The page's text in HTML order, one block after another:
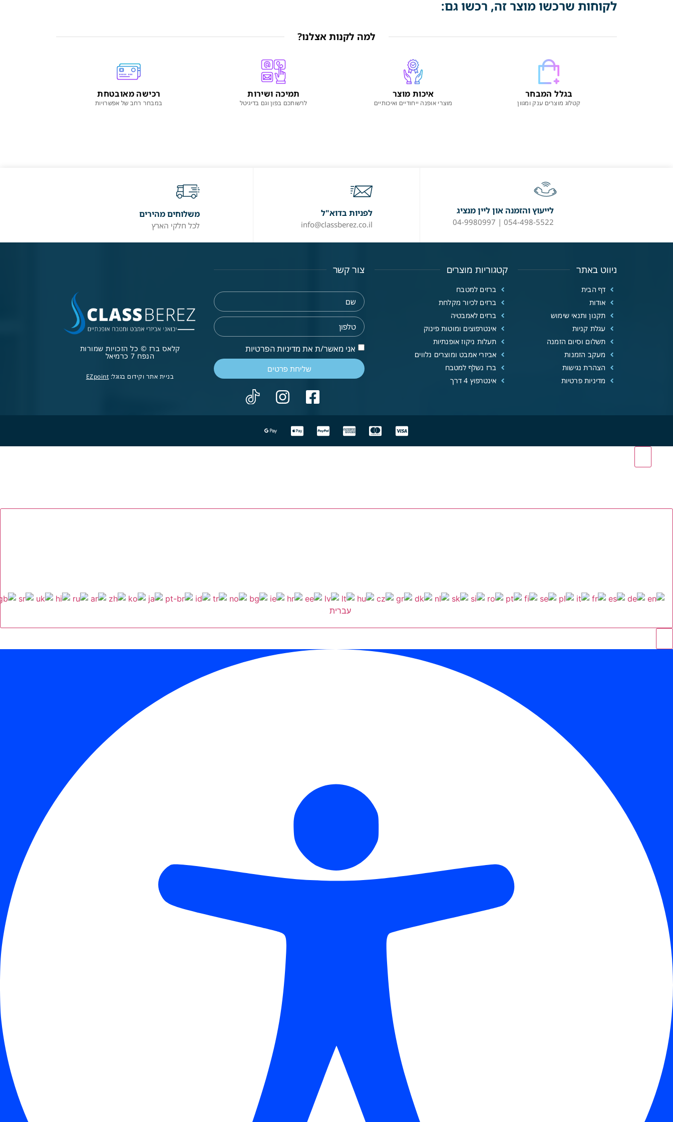
לקוחות שרכשו מוצר זה, רכשו גם:
למה לקנות אצלנו?
בגלל המבחר
קטלוג מוצרים ענק ומגוון
איכות מוצר
מוצרי אופנה ייחודיים ואיכותיים
תמיכה ושירות
לרשותכם בפון וגם בדיגיטל
רכישה מאובטחת
במבחר רחב של אפשרויות
לייעוץ והזמנה און ליין מנציג
054-498-5522 | 04-9980997
לפניות בדוא"ל
info@classberez.co.il
משלוחים מהירים
לכל חלקי הארץ
ניווט באתר
דף הבית
אודות
תקנון ותנאי שימוש
עגלת קניות
תשלום וסיום הזמנה
מעקב הזמנות
הצהרת נגישות
מדיניות פרטיות
קטגוריות מוצרים
ברזים למטבח
ברזים לכיור מקלחת
ברזים לאמבטיה
אינטרפוצים ומוטות פינוק
תעלות ניקוז אופנתיות
אביזרי אמבט ומוצרים נלווים
ברז נשלף למטבח
אינטרפוץ 4 דרך
צור קשר
אני מאשר/ת את מדיניות הפרטיות
שליחת פרטים
קלאס ברז © כל הזכויות שמורות
הנפח 7 כרמיאל
בניית אתר וקידום בגוגל: EZpoint
עברית